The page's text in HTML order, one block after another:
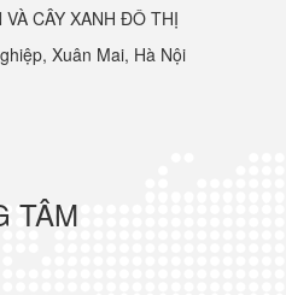
CÂY XANH ĐÔ THỊ
Xuân Mai, Hà Nội
TÂM